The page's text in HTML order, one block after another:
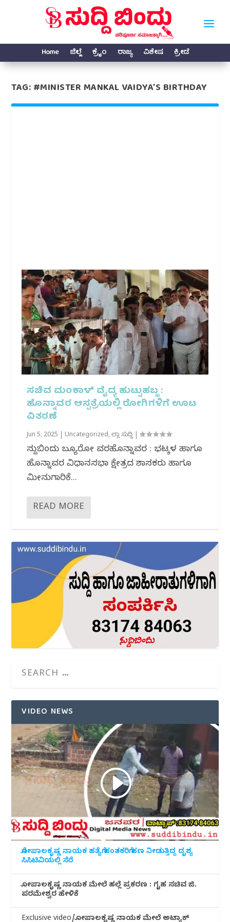
Home ಜಿಲ್ಲೆ ಕ್ರೈಂ ರಾಜ್ಯ ವಿಶೇಷ ಕ್ರೀಡೆ
TAG:#MINISTER MANKAL VAIDYA’S BIRTHDAY
ಸಚಿವ ಮಂಕಾಳ್ ವೈದ್ಯ ಹುಟ್ಟುಹಬ್ಬ :
ಹೊನ್ನಾವರ ಆಸ್ಪತ್ರೆಯಲ್ಲಿ ರೋಗಿಗಳಿಗೆ ಊಟ
ವಿತರಣೆ
Jun 5, 2025 Uncategorized,ಜಿಲ್ಲಾ ಸುದ್ದಿ|
ಸುದ್ದಿಬಿಂದು ಬ್ಯೂರೋ ವರದಿಹೊನ್ನಾವರ : ಭಟ್ಕಳ ಹಾಗೂ
ಹೊನ್ನಾವರ ವಿಧಾನಸಭಾ ಕ್ಷೇತ್ರದ ಶಾಸಕರು ಹಾಗೂ
ಮೀನುಗಾರಿಕೆ...
READ MORE
VIDEO NEWS
ಗೋಪಾಲಕೃಷ್ಣ ನಾಯಕ ಹತ್ಯೆಗೆ ಹಂತಕರಿಗೆ ಹಣ ನೀಡುತ್ತಿದ್ದ ದೃಶ್ಯ
ಸಿಸಿಟಿವಿಯಲ್ಲಿ ಸೆರೆ
ಗೋಪಾಲಕೃಷ್ಣ ನಾಯಕ ಮೇಲೆ ಹಲ್ಲೆ ಪ್ರಕರಣ : ಗೃಹ ಸಚಿವ ಜಿ.
ಪರಮೇಶ್ವರ ಹೇಳಿಕೆ
Exclusive video/ಗೋಪಾಲಕೃಷ್ಣ ನಾಯಕ ಮೇಲೆ ಅಟ್ಯಾಕ್